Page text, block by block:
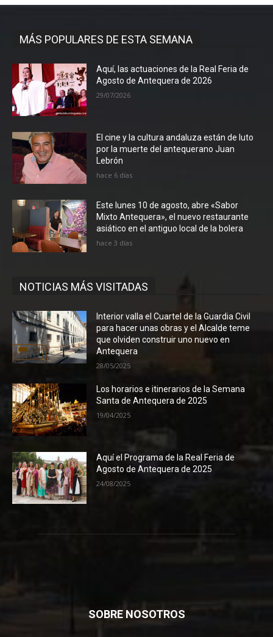
MÁS POPULARES DE ESTA SEMANA
Aquí, las actuaciones de la Real Feria de
Agosto de Antequera de 2026
29/07/2026
El cine y la cultura andaluza están de luto
por la muerte del antequerano Juan
Lebrón
hace 6 días
Este lunes 10 de agosto, abre «Sabor
Mixto Antequera», el nuevo restaurante
asiático en el antiguo local de la bolera
hace 3 días
NOTICIAS MÁS VISITADAS
Interior valla el Cuartel de la Guardia Civil
para hacer unas obras y el Alcalde teme
que olviden construir uno nuevo en
Antequera
28/05/2025
Los horarios e itinerarios de la Semana
Santa de Antequera de 2025
19/04/2025
Aquí el Programa de la Real Feria de
Agosto de Antequera de 2025
24/08/2025
SOBRE NOSOTROS